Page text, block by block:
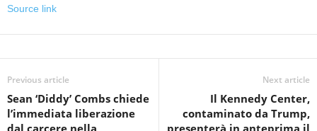
Source link
Previous article
Sean ‘Diddy’ Combs chiede
l’immediata liberazione
dal carcere nella
Next article
Il Kennedy Center,
contaminato da Trump,
presenterà in anteprima il